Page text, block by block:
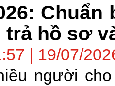
Chuẩn
trả hồ sơ
| 19/07/
người